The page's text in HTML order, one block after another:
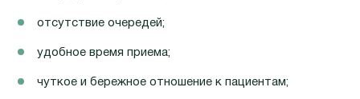
отсутствие очередей;
удобное время приема;
чуткое и бережное отношение к пациентам;